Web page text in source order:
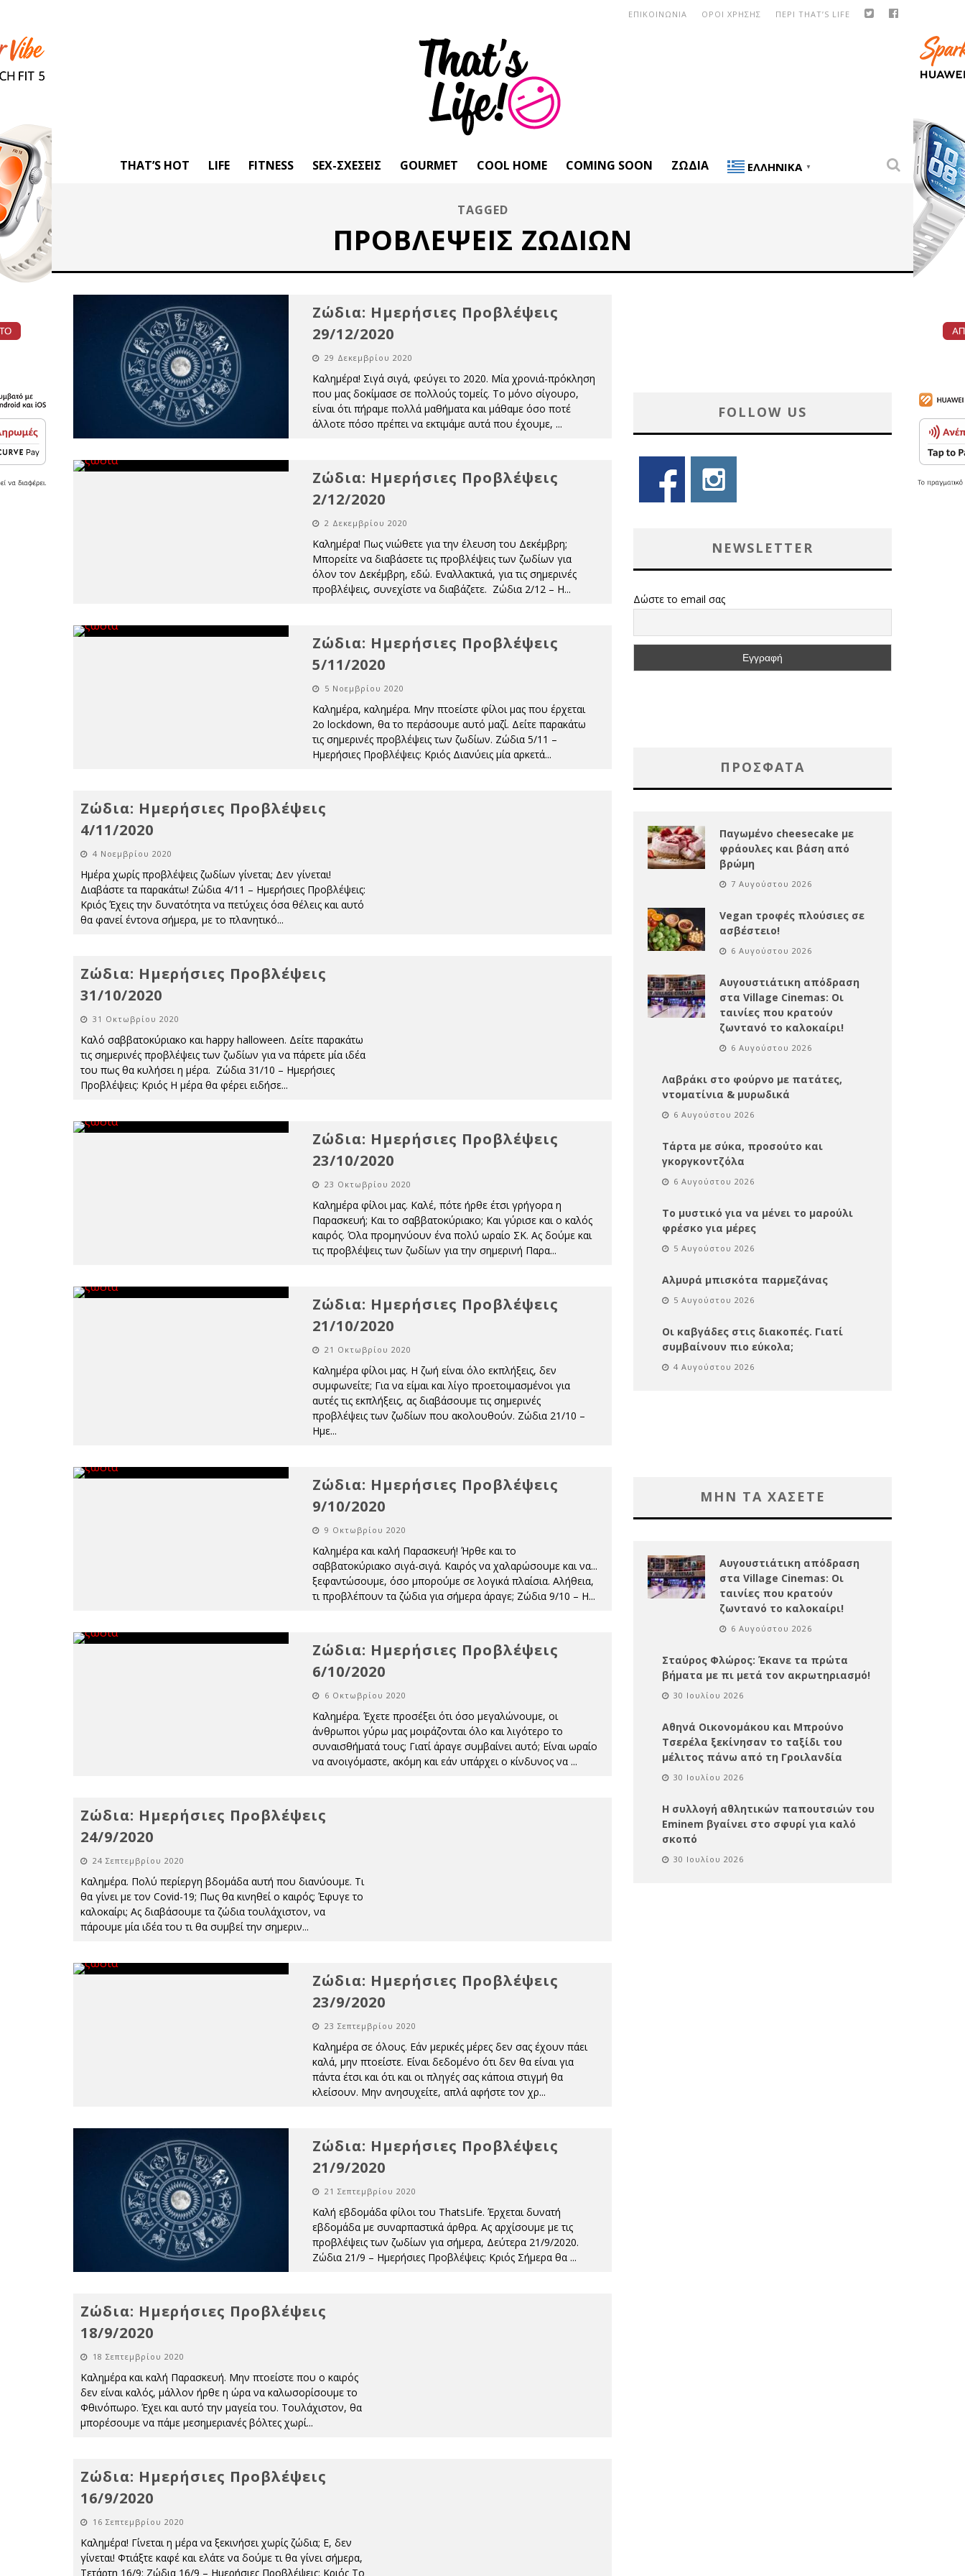
ΠΕΡΙ THAT’S LIFE
ΟΡΟΙ ΧΡΗΣΗΣ
ΕΠΙΚΟΙΝΩΝΙΑ
THAT’S HOT LIFE FITNESS SEX-ΣΧΈΣΕΙΣ GOURMET COOL HOME COMING SOON ΖΏΔΙΑ ΕΛΛΗΝΙΚΆ ▼
TAGGED
ΠΡΟΒΛΕΨΕΙΣ ΖΩΔΙΩΝ
Ζώδια: Ημερήσιες Προβλέψεις
29/12/2020
29 Δεκεμβρίου 2020
Καλημέρα! Σιγά σιγά, φεύγει το 2020. Μία χρονιά-πρόκληση
που μας δοκίμασε σε πολλούς τομείς. Το μόνο σίγουρο,
είναι ότι πήραμε πολλά μαθήματα και μάθαμε όσο ποτέ
άλλοτε πόσο πρέπει να εκτιμάμε αυτά που έχουμε, ...
Ζώδια: Ημερήσιες Προβλέψεις
2/12/2020
2 Δεκεμβρίου 2020
Καλημέρα! Πως νιώθετε για την έλευση του Δεκέμβρη;
Μπορείτε να διαβάσετε τις προβλέψεις των ζωδίων για
όλον τον Δεκέμβρη, εδώ. Εναλλακτικά, για τις σημερινές
προβλέψεις, συνεχίστε να διαβάζετε. Ζώδια 2/12 – Η...
Ζώδια: Ημερήσιες Προβλέψεις
5/11/2020
5 Νοεμβρίου 2020
Καλημέρα, καλημέρα. Μην πτοείστε φίλοι μας που έρχεται
2ο lockdown, θα το περάσουμε αυτό μαζί. Δείτε παρακάτω
τις σημερινές προβλέψεις των ζωδίων. Ζώδια 5/11 –
Ημερήσιες Προβλέψεις: Κριός Διανύεις μία αρκετά...
Ζώδια: Ημερήσιες Προβλέψεις
4/11/2020
4 Νοεμβρίου 2020
Ημέρα χωρίς προβλέψεις ζωδίων γίνεται; Δεν γίνεται!
Διαβάστε τα παρακάτω! Ζώδια 4/11 – Ημερήσιες Προβλέψεις:
Κριός Έχεις την δυνατότητα να πετύχεις όσα θέλεις και αυτό
θα φανεί έντονα σήμερα, με το πλανητικό...
Ζώδια: Ημερήσιες Προβλέψεις
31/10/2020
31 Οκτωβρίου 2020
Καλό σαββατοκύριακο και happy halloween. Δείτε παρακάτω
τις σημερινές προβλέψεις των ζωδίων για να πάρετε μία ιδέα
του πως θα κυλήσει η μέρα. Ζώδια 31/10 – Ημερήσιες
Προβλέψεις: Κριός Η μέρα θα φέρει ειδήσε...
Ζώδια: Ημερήσιες Προβλέψεις
23/10/2020
23 Οκτωβρίου 2020
Καλημέρα φίλοι μας. Καλέ, πότε ήρθε έτσι γρήγορα η
Παρασκευή; Και το σαββατοκύριακο; Και γύρισε και ο καλός
καιρός. Όλα προμηνύουν ένα πολύ ωραίο ΣΚ. Ας δούμε και
τις προβλέψεις των ζωδίων για την σημερινή Παρα...
Ζώδια: Ημερήσιες Προβλέψεις
21/10/2020
21 Οκτωβρίου 2020
Καλημέρα φίλοι μας. Η ζωή είναι όλο εκπλήξεις, δεν
συμφωνείτε; Για να είμαι και λίγο προετοιμασμένοι για
αυτές τις εκπλήξεις, ας διαβάσουμε τις σημερινές
προβλέψεις των ζωδίων που ακολουθούν. Ζώδια 21/10 –
Ημε...
Ζώδια: Ημερήσιες Προβλέψεις
9/10/2020
9 Οκτωβρίου 2020
Καλημέρα και καλή Παρασκευή! Ήρθε και το
σαββατοκύριακο σιγά-σιγά. Καιρός να χαλαρώσουμε και να...
ξεφαντώσουμε, όσο μπορούμε σε λογικά πλαίσια. Αλήθεια,
τι προβλέπουν τα ζώδια για σήμερα άραγε; Ζώδια 9/10 – Η...
Ζώδια: Ημερήσιες Προβλέψεις
6/10/2020
6 Οκτωβρίου 2020
Καλημέρα. Έχετε προσέξει ότι όσο μεγαλώνουμε, οι
άνθρωποι γύρω μας μοιράζονται όλο και λιγότερο το
συναισθήματά τους; Γιατί άραγε συμβαίνει αυτό; Είναι ωραίο
να ανοιγόμαστε, ακόμη και εάν υπάρχει ο κίνδυνος να ...
Ζώδια: Ημερήσιες Προβλέψεις
24/9/2020
24 Σεπτεμβρίου 2020
Καλημέρα. Πολύ περίεργη βδομάδα αυτή που διανύουμε. Τι
θα γίνει με τον Covid-19; Πως θα κινηθεί ο καιρός; Έφυγε το
καλοκαίρι; Ας διαβάσουμε τα ζώδια τουλάχιστον, να
πάρουμε μία ιδέα του τι θα συμβεί την σημεριν...
Ζώδια: Ημερήσιες Προβλέψεις
23/9/2020
23 Σεπτεμβρίου 2020
Καλημέρα σε όλους. Εάν μερικές μέρες δεν σας έχουν πάει
καλά, μην πτοείστε. Είναι δεδομένο ότι δεν θα είναι για
πάντα έτσι και ότι και οι πληγές σας κάποια στιγμή θα
κλείσουν. Μην ανησυχείτε, απλά αφήστε τον χρ...
Ζώδια: Ημερήσιες Προβλέψεις
21/9/2020
21 Σεπτεμβρίου 2020
Καλή εβδομάδα φίλοι του ThatsLife. Έρχεται δυνατή
εβδομάδα με συναρπαστικά άρθρα. Ας αρχίσουμε με τις
προβλέψεις των ζωδίων για σήμερα, Δεύτερα 21/9/2020.
Ζώδια 21/9 – Ημερήσιες Προβλέψεις: Κριός Σήμερα θα ...
Ζώδια: Ημερήσιες Προβλέψεις
18/9/2020
18 Σεπτεμβρίου 2020
Καλημέρα και καλή Παρασκευή. Μην πτοείστε που ο καιρός
δεν είναι καλός, μάλλον ήρθε η ώρα να καλωσορίσουμε το
Φθινόπωρο. Έχει και αυτό την μαγεία του. Τουλάχιστον, θα
μπορέσουμε να πάμε μεσημεριανές βόλτες χωρί...
Ζώδια: Ημερήσιες Προβλέψεις
16/9/2020
16 Σεπτεμβρίου 2020
Καλημέρα! Γίνεται η μέρα να ξεκινήσει χωρίς ζώδια; Ε, δεν
γίνεται! Φτιάξτε καφέ και ελάτε να δούμε τι θα γίνει σήμερα,
Τετάρτη 16/9: Ζώδια 16/9 – Ημερήσιες Προβλέψεις: Κριός Το
FOLLOW US
NEWSLETTER
Δώστε το email σας
ΠΡΌΣΦΑΤΑ
Παγωμένο cheesecake με
φράουλες και βάση από
βρώμη
7 Αυγούστου 2026
Vegan τροφές πλούσιες σε
ασβέστειο!
6 Αυγούστου 2026
Αυγουστιάτικη απόδραση
στα Village Cinemas: Οι
ταινίες που κρατούν
ζωντανό το καλοκαίρι!
6 Αυγούστου 2026
Λαβράκι στο φούρνο με πατάτες,
ντοματίνια & μυρωδικά
6 Αυγούστου 2026
Τάρτα με σύκα, προσούτο και
γκοργκοντζόλα
6 Αυγούστου 2026
Το μυστικό για να μένει το μαρούλι
φρέσκο για μέρες
5 Αυγούστου 2026
Αλμυρά μπισκότα παρμεζάνας
5 Αυγούστου 2026
Οι καβγάδες στις διακοπές. Γιατί
συμβαίνουν πιο εύκολα;
4 Αυγούστου 2026
ΜΗΝ ΤΑ ΧΑΣΕΤΕ
Αυγουστιάτικη απόδραση
στα Village Cinemas: Οι
ταινίες που κρατούν
ζωντανό το καλοκαίρι!
6 Αυγούστου 2026
Σταύρος Φλώρος: Έκανε τα πρώτα
βήματα με πι μετά τον ακρωτηριασμό!
30 Ιουλίου 2026
Αθηνά Οικονομάκου και Μπρούνο
Τσερέλα ξεκίνησαν το ταξίδι του
μέλιτος πάνω από τη Γροιλανδία
30 Ιουλίου 2026
Η συλλογή αθλητικών παπουτσιών του
Eminem βγαίνει στο σφυρί για καλό
σκοπό
30 Ιουλίου 2026